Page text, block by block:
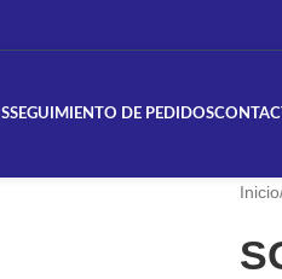
SEGUIMIENTO DE PEDIDOS
Inicio